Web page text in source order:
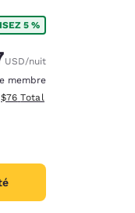
5 %
: :
USD/nuit
membre
Afficher les détails totaux
$76 Total